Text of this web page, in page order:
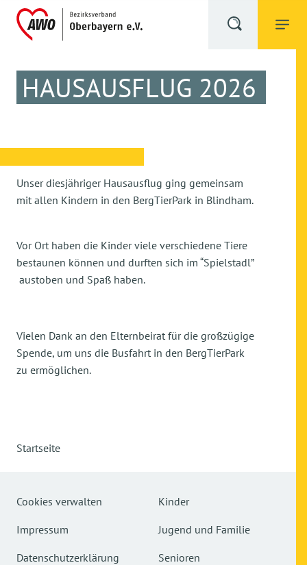
HAUSAUSFLUG 2026
Unser diesjähriger Hausausflug ging gemeinsam
mit allen Kindern in den BergTierPark in Blindham.
Vor Ort haben die Kinder viele verschiedene Tiere
bestaunen können und durften sich im “Spielstadl”
austoben und Spaß haben.
Vielen Dank an den Elternbeirat für die großzügige
Spende, um uns die Busfahrt in den BergTierPark
zu ermöglichen.
Startseite
Cookies verwalten
Impressum
Datenschutzerklärung
Kinder
Jugend und Familie
Senioren